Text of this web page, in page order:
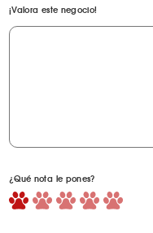
¡Valora este negocio!
¿Qué nota le pones?